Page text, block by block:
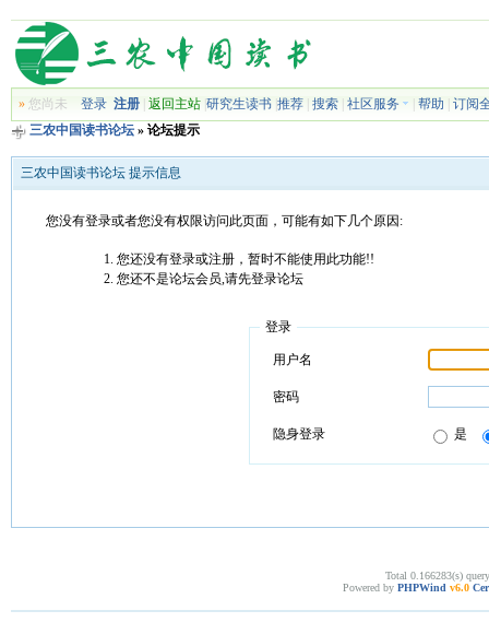
»您尚未 登录 注册| 返回主站| 研究生读书| 推荐| 搜索| 社区服务 帮助
订阅
三农中国读书论坛» 论坛提示
三农中国读书论坛 提示信息
您没有登录或者您没有权限访问此页面，可能有如下几个原因:
您还没有登录或注册，暂时不能使用此功能!!
您还不是论坛会员,请先登录论坛
登录
用户名
密码
隐身登录 是
Total 0.166283(s)
Powered by PHPWind v6.0